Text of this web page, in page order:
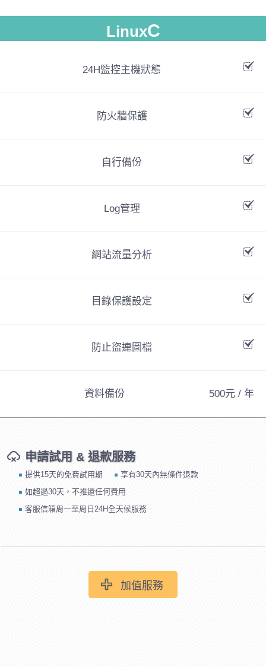
LinuxC
24H監控主機狀態
防火牆保護
自行備份
Log管理
網站流量分析
目錄保護設定
防止盜連圖檔
資料備份 500元 / 年
申請試用 & 退款服務
提供15天的免費試用期
享有30天內無條件退款
如超過30天，不推還任何費用
客服信箱周一至周日24H全天候服務
加值服務